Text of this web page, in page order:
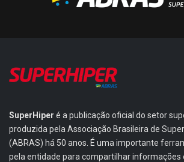
SuperHiper é a publicação oficial do setor
produzida pela Associação Brasileira de
(ABRAS) há 50 anos. É uma importante
pela entidade para compartilhar informações